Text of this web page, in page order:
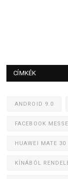
CÍMKÉK
ANDROID 9.0
FACEBOOK
HUAWEI MATE 30
KÍNÁBÓL